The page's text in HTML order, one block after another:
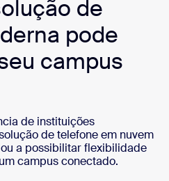
de
pode
campus
de instituições
de telefone em nuvem
a possibilitar flexibilidade
campus conectado.